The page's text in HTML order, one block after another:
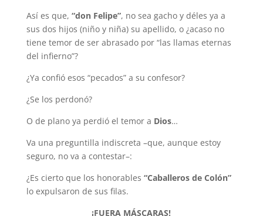
Así es que, “don Felipe”, no sea gacho y déles ya a
sus dos hijos (niño y niña) su apellido, o ¿acaso no
tiene temor de ser abrasado por “las llamas eternas
del infierno”?
¿Ya confió esos “pecados” a su confesor?
¿Se los perdonó?
O de plano ya perdió el temor a Dios…
Va una preguntilla indiscreta –que, aunque estoy
seguro, no va a contestar–:
¿Es cierto que los honorables “Caballeros de Colón”
lo expulsaron de sus filas.
¡FUERA MÁSCARAS!